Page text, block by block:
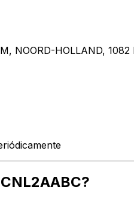
NOORD-HOLLAND, 1082